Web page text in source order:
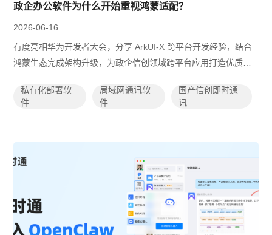
政企办公软件为什么开始重视鸿蒙适配？
2026-06-16
有度亮相华为开发者大会，分享 ArkUI-X 跨平台开发经验，结合
鸿蒙生态完成架构升级，为政企信创领域跨平台应用打造优质实
私有化部署软
件
局域网通讯软
件
国产信创即时通
讯